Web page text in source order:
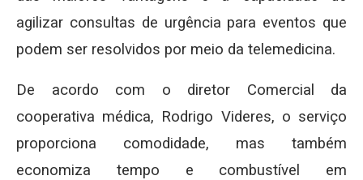
agilizar consultas de urgência para eventos que
podem ser resolvidos por meio da telemedicina.
De acordo com o diretor Comercial da
cooperativa médica, Rodrigo Videres, o serviço
proporciona comodidade, mas também
economiza tempo e combustível em